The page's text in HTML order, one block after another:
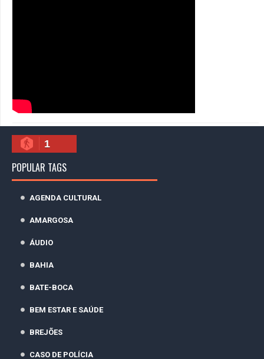
1
POPULAR TAGS
AGENDA CULTURAL
AMARGOSA
ÁUDIO
BAHIA
BATE-BOCA
BEM ESTAR E SAÚDE
BREJÕES
CASO DE POLÍCIA